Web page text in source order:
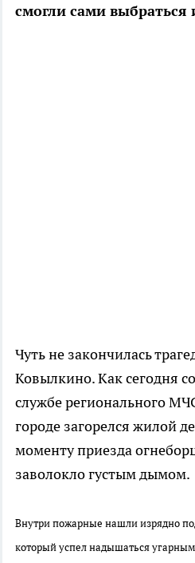
смогли сами выбраться
Чуть не закончилась
Ковылкино. Как сегодня
службе регионального
городе загорелся жилой
моменту приезда
заволокло густым дымом.
Внутри пожарные нашли изрядно
который успел надышаться